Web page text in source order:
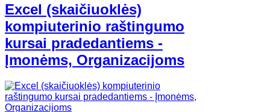
Excel (skaičiuoklės)
kompiuterinio raštingumo
kursai pradedantiems -
Įmonėms, Organizacijoms